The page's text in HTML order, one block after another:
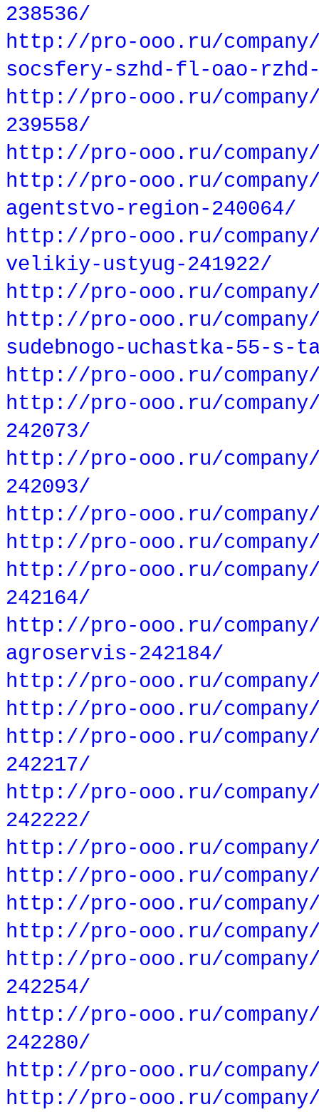
238536/
http://pro-ooo.ru/
socsfery-szhd-fl-oao-rzhd-
http://pro-ooo.ru/company/
239558/
http://pro-ooo.ru/company/
http://pro-ooo.ru/
agentstvo-region-240064/
http://pro-ooo.ru/
velikiy-ustyug-241922/
http://pro-ooo.ru/
http://pro-ooo.ru/
sudebnogo-uchastka-55-s-
http://pro-ooo.ru/company/
http://pro-ooo.ru/
242073/
http://pro-ooo.ru/
242093/
http://pro-ooo.ru/company/
http://pro-ooo.ru/company/
http://pro-ooo.ru/
242164/
http://pro-ooo.ru/company/
agroservis-242184/
http://pro-ooo.ru/company/
http://pro-ooo.ru/company/
http://pro-ooo.ru/
242217/
http://pro-ooo.ru/
242222/
http://pro-ooo.ru/company/
http://pro-ooo.ru/company/
http://pro-ooo.ru/company/
http://pro-ooo.ru/company/
http://pro-ooo.ru/
242254/
http://pro-ooo.ru/
242280/
http://pro-ooo.ru/
http://pro-ooo.ru/company/